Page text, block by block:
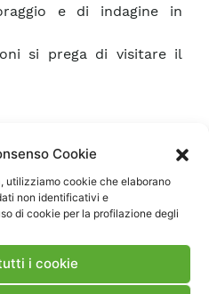
Cookie
utilizziamo cookie che elaborano
non identificativi e
di cookie per la profilazione degli
i cookie
e di indagine in
si prega di visitare il